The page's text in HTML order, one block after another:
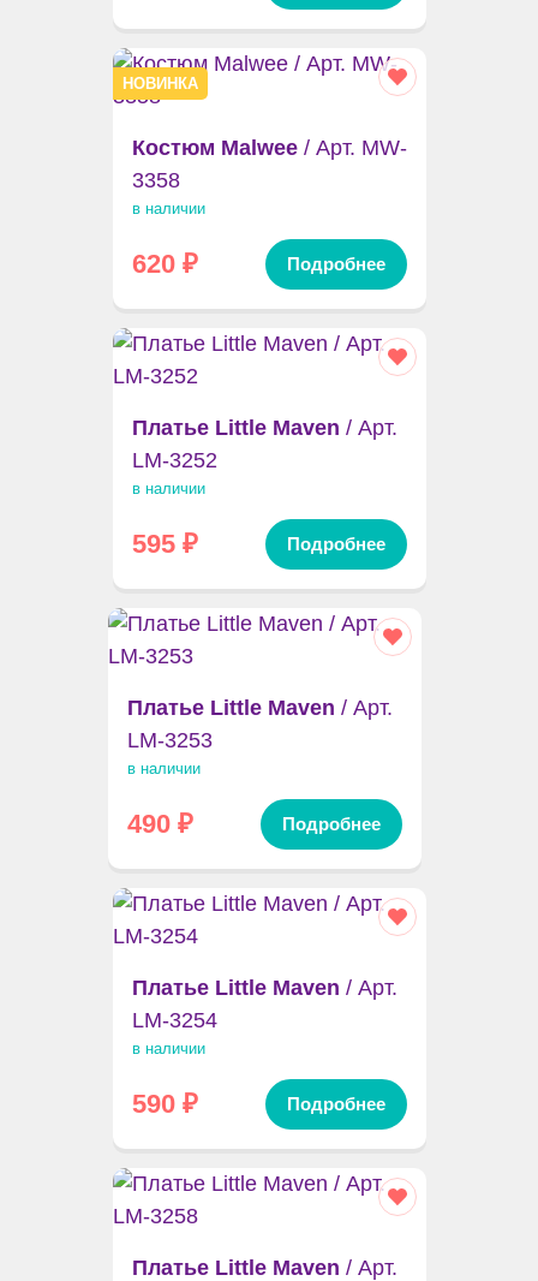
НОВИНКА
Костюм Malwee/ Арт. MW-
3358
в наличии
620₽ Подробнее
Платье Little Maven / Арт.
LM-3252
в наличии
595₽ Подробнее
Платье Little Maven / Арт.
LM-3253
в наличии
490₽ Подробнее
Платье Little Maven / Арт.
LM-3254
в наличии
590₽ Подробнее
Платье Little Maven / Арт.